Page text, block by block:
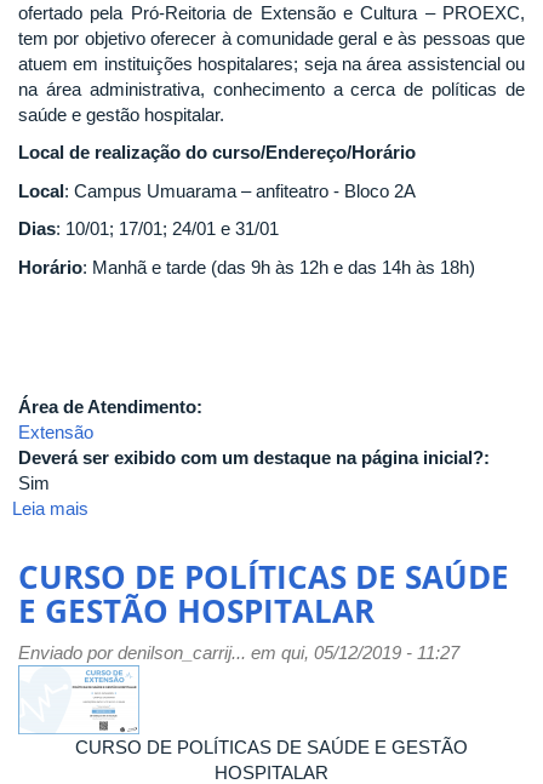
ofertado pela Pró-Reitoria de Extensão e Cultura – PROEXC,
tem por objetivo oferecer à comunidade geral e às pessoas que
atuem em instituições hospitalares; seja na área assistencial ou
na área administrativa, conhecimento a cerca de políticas de
saúde e gestão hospitalar.
Local de realização do curso/Endereço/Horário
Local: Campus Umuarama – anfiteatro - Bloco 2A
Dias: 10/01; 17/01; 24/01 e 31/01
Horário: Manhã e tarde (das 9h às 12h e das 14h às 18h)
Área de Atendimento:
Extensão
Deverá ser exibido com um destaque na página inicial?:
Sim
Leia mais
POLÍTICAS
DE
E
GESTÃO
HOSPITALAR
CURSO DE POLÍTICAS DE SAÚDE
E GESTÃO HOSPITALAR
Enviado pordenilson_carrij... em qui, 05/12/2019 - 11:27
CURSO DE POLÍTICAS DE SAÚDE E GESTÃO
HOSPITALAR